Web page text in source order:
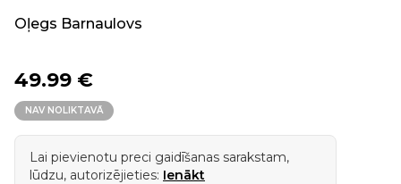
Oļegs Barnaulovs
49.99 €
NAV NOLIKTAVĀ
Lai pievienotu preci gaidīšanas sarakstam,
lūdzu, autorizējieties: Ienākt